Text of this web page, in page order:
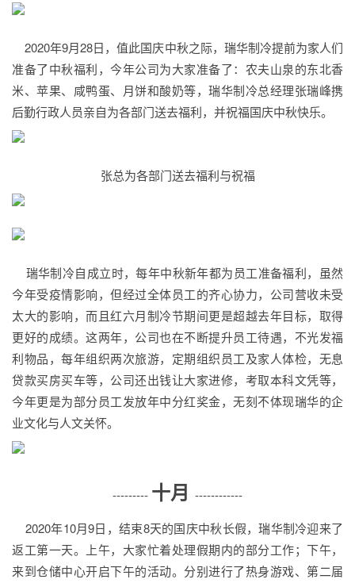
2020年9月28日，值此国庆中秋之际，瑞华制冷提前为家人们
准备了中秋福利，今年公司为大家准备了：农夫山泉的东北香
米、苹果、咸鸭蛋、月饼和酸奶等，瑞华制冷总经理张瑞峰携
后勤行政人员亲自为各部门送去福利，并祝福国庆中秋快乐。
张总为各部门送去福利与祝福
瑞华制冷自成立时，每年中秋新年都为员工准备福利，虽然
今年受疫情影响，但经过全体员工的齐心协力，公司营收未受
太大的影响，而且红六月制冷节期间更是超越去年目标，取得
更好的成绩。这两年，公司也在不断提升员工待遇，不光发福
利物品，每年组织两次旅游，定期组织员工及家人体检，无息
贷款买房买车等，公司还出钱让大家进修，考取本科文凭等，
今年更是为部分员工发放年中分红奖金，无刻不体现瑞华的企
业文化与人文关怀。
--------- 十月 ------------
2020年10月9日，结束8天的国庆中秋长假，瑞华制冷迎来了
返工第一天。上午，大家忙着处理假期内的部分工作；下午，
来到仓储中心开启下午的活动。分别进行了热身游戏、第二届